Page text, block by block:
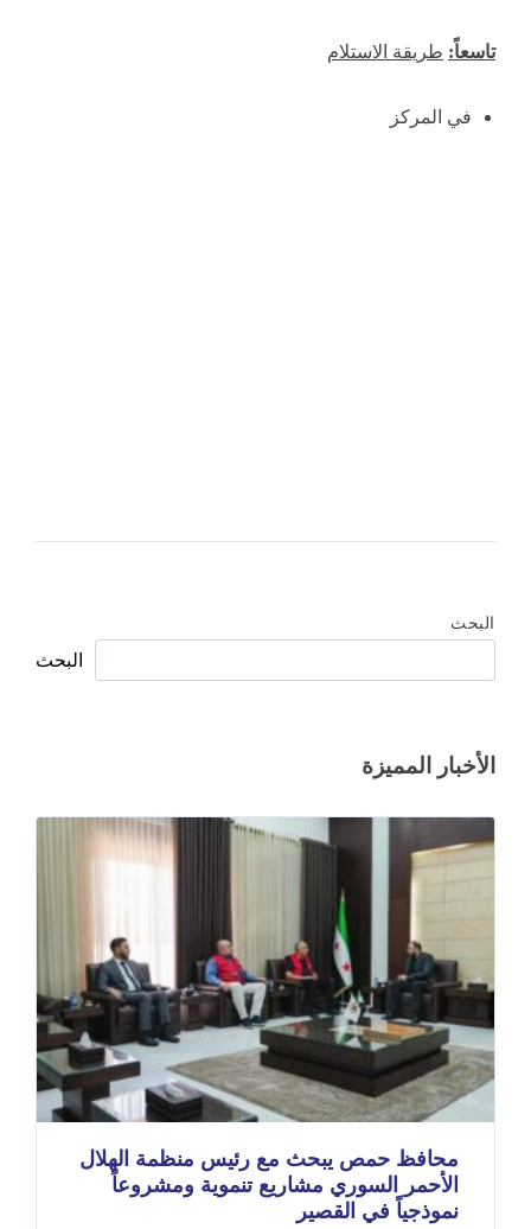
تاسعاً: طريقة الاستلام
في المركز
البحث
البحث
الأخبار المميزة
محافظ حمص يبحث مع رئيس منظمة الهلال
الأحمر السوري مشاريع تنموية ومشروعاً
نموذجياً في القصير